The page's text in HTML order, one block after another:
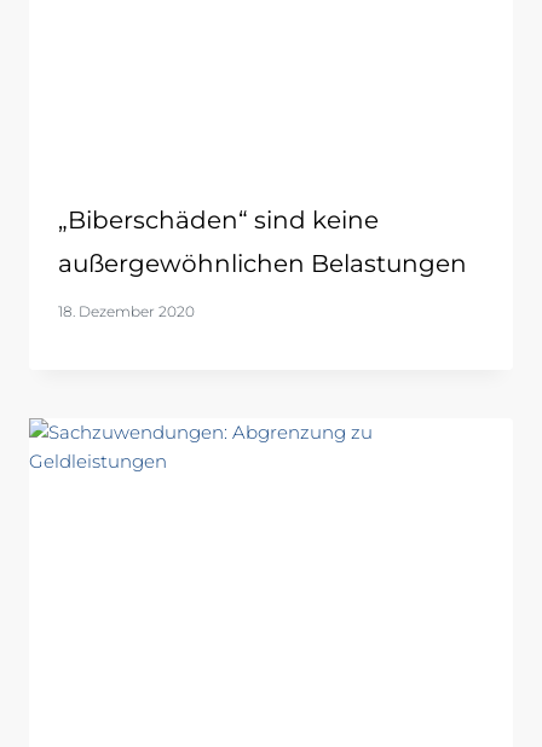
„Biberschäden“ sind keine
außergewöhnlichen Belastungen
18. Dezember 2020